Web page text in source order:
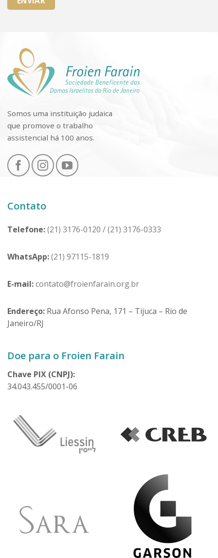
Somos uma instituição judaica
que promove o trabalho
assistencial há 100 anos.
Contato
Telefone:(21) 3176-0120 /(21) 3176-0333
WhatsApp:(21) 97115-1819
E-mail:contato@froienfarain.org.br
Endereço: Rua Afonso Pena, 171 – Tijuca – Rio de
Janeiro/RJ
Doe para o Froien Farain
Chave PIX (CNPJ):
34.043.455/0001-06